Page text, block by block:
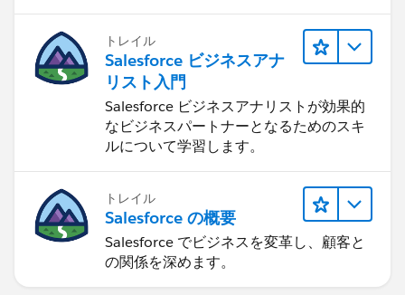
トレイル
Salesforce ビジネスアナ
リスト入門
Salesforce ビジネスアナリストが効果的
なビジネスパートナーとなるためのスキ
ルについて学習します。
トレイル
Salesforce の概要
Salesforce でビジネスを変革し、顧客と
の関係を深めます。